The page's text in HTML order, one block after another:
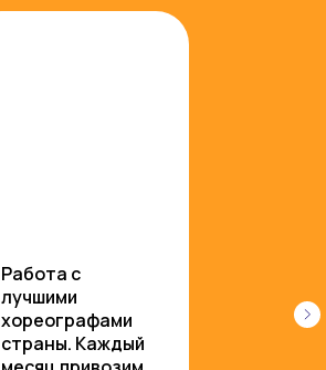
Работа с
лучшими
хореографами
страны. Каждый